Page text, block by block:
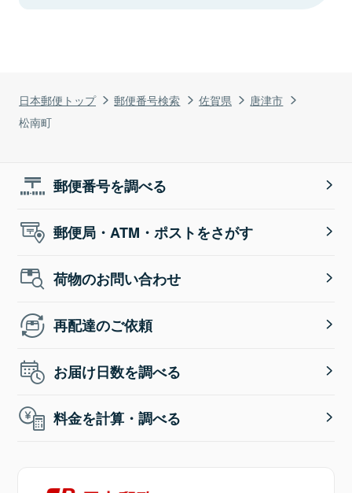
日本郵便トップ 郵便番号検索 佐賀県
唐津市
松南町
郵便番号を調べる
郵便局・ATM・ポストをさがす
荷物のお問い合わせ
再配達のご依頼
お届け日数を調べる
料金を計算・調べる